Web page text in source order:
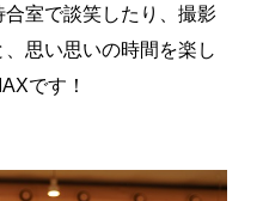
室で談笑したり、撮影
思い思いの時間を楽し
です！